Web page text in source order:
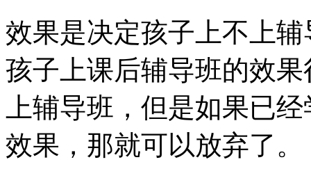
效果是决定孩子上不上
孩子上课后辅导班的效
上辅导班，但是如果已
效果，那就可以放弃了。